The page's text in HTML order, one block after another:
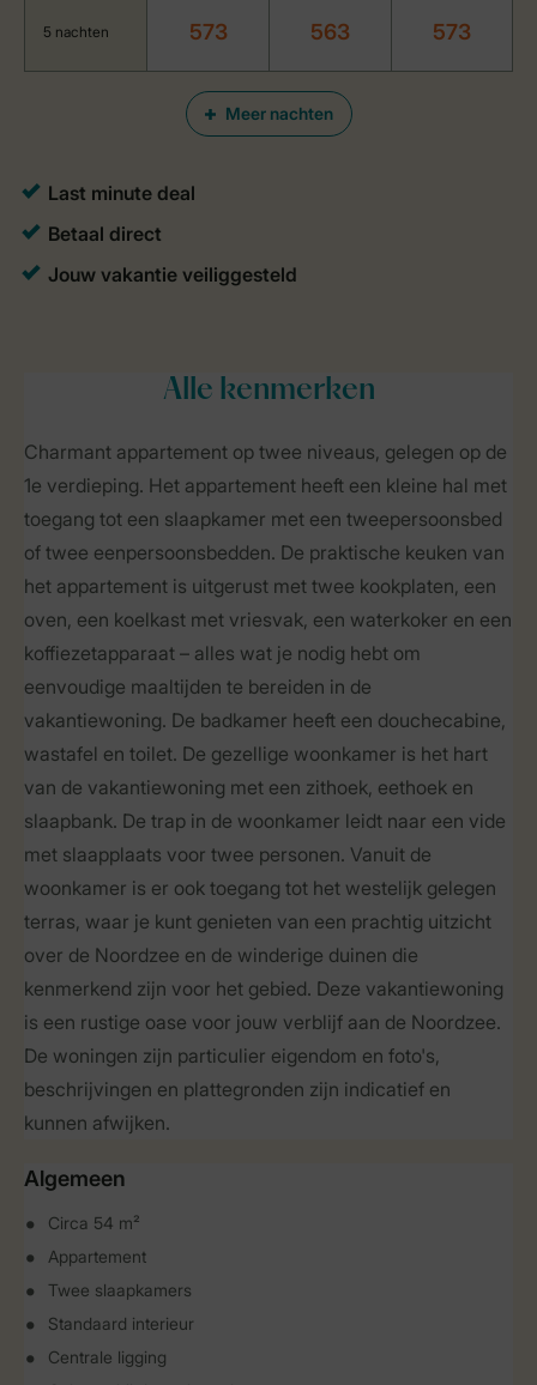
Meer nachten
5 nachten 573 563 573
Alle kenmerken
Charmant appartement op twee niveaus, gelegen op de
1e verdieping. Het appartement heeft een kleine hal met
toegang tot een slaapkamer met een tweepersoonsbed
of twee eenpersoonsbedden. De praktische keuken van
het appartement is uitgerust met twee kookplaten, een
oven, een koelkast met vriesvak, een waterkoker en een
koffiezetapparaat – alles wat je nodig hebt om
eenvoudige maaltijden te bereiden in de
vakantiewoning. De badkamer heeft een douchecabine,
wastafel en toilet. De gezellige woonkamer is het hart
van de vakantiewoning met een zithoek, eethoek en
slaapbank. De trap in de woonkamer leidt naar een vide
met slaapplaats voor twee personen. Vanuit de
woonkamer is er ook toegang tot het westelijk gelegen
terras, waar je kunt genieten van een prachtig uitzicht
over de Noordzee en de winderige duinen die
kenmerkend zijn voor het gebied. Deze vakantiewoning
is een rustige oase voor jouw verblijf aan de Noordzee.
De woningen zijn particulier eigendom en foto's,
beschrijvingen en plattegronden zijn indicatief en
kunnen afwijken.
Algemeen
Circa 54 m²
Appartement
Twee slaapkamers
Standaard interieur
Centrale ligging